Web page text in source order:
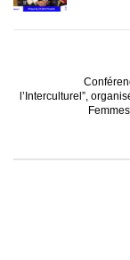
l’Interculturel”,